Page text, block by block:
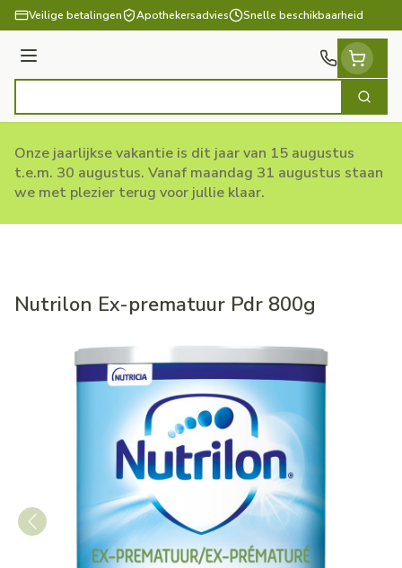
Ga naar de inhoud
Veilige betalingen Apothekersadvies Snelle beschikbaarheid
Menu
Zoek
Onze jaarlijkse vakantie is dit jaar van 15 augustus
t.e.m. 30 augustus. Vanaf maandag 31 augustus staan
we met plezier terug voor jullie klaar.
Nutrilon Ex-prematuur Pdr 800g